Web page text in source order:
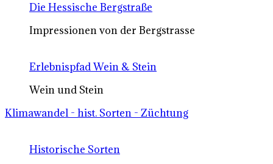
Die Hessische Bergstraße
Impressionen von der Bergstrasse
Erlebnispfad Wein & Stein
Wein und Stein
Klimawandel - hist. Sorten - Züchtung
Historische Sorten